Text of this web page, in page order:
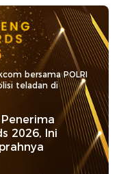
bersama POLRI
teladan di
2026, Ini